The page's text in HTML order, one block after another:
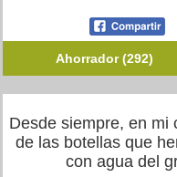
Ahorrador (292)
Desde siempre, en mi
de las botellas que
con agua del